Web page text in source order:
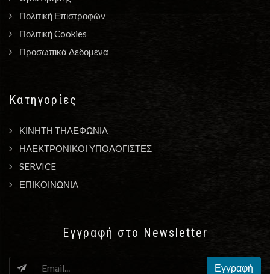
Πολιτική Επιστροφών
Πολιτική Cookies
Προσωπικά Δεδομένα
Κατηγορίες
ΚΙΝΗΤΗ ΤΗΛΕΦΩΝΙΑ
ΗΛΕΚΤΡΟΝΙΚΟΙ ΥΠΟΛΟΓΙΣΤΕΣ
SERVICE
ΕΠΙΚΟΙΝΩΝΙΑ
Εγγραφή στο Newsletter
EMAIL
Εγγραφή